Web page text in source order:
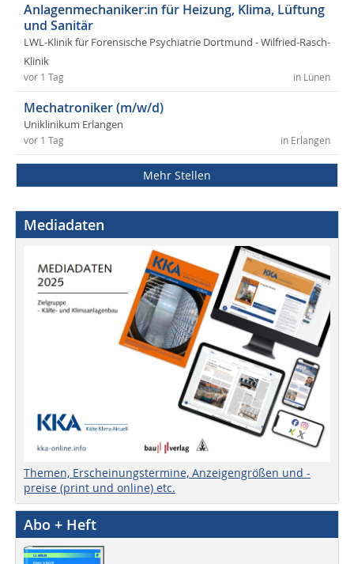
Anlagenmechaniker:in für Heizung, Klima, Lüftung
und Sanitär
LWL-Klinik für Forensische Psychiatrie Dortmund - Wilfried-Rasch-
Klinik
in Lünen
vor 1 Tag
Mechatroniker (m/w/d)
Uniklinikum Erlangen
in Erlangen
vor 1 Tag
Mehr Stellen
Mediadaten
Themen, Erscheinungstermine, Anzeigengrößen und -
preise (print und online) etc.
Abo + Heft